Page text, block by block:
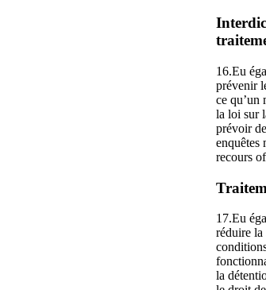
16.Eu
prévenir
ce qu’un
la loi sur
prévoir
enquêtes
recours
17.Eu
réduire la
la